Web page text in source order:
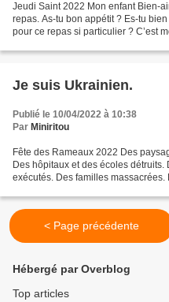
Jeudi Saint 2022 Mon enfant Bien-
repas. As-tu bon appétit ? Es-tu
pour ce repas si particulier ? C’est
Je suis Ukrainien.
Publié le 10/04/2022 à 10:38
Par Miniritou
Fête des Rameaux 2022 Des
Des hôpitaux et des écoles
exécutés. Des familles
< Page précédente
Hébergé par Overblog
Top articles